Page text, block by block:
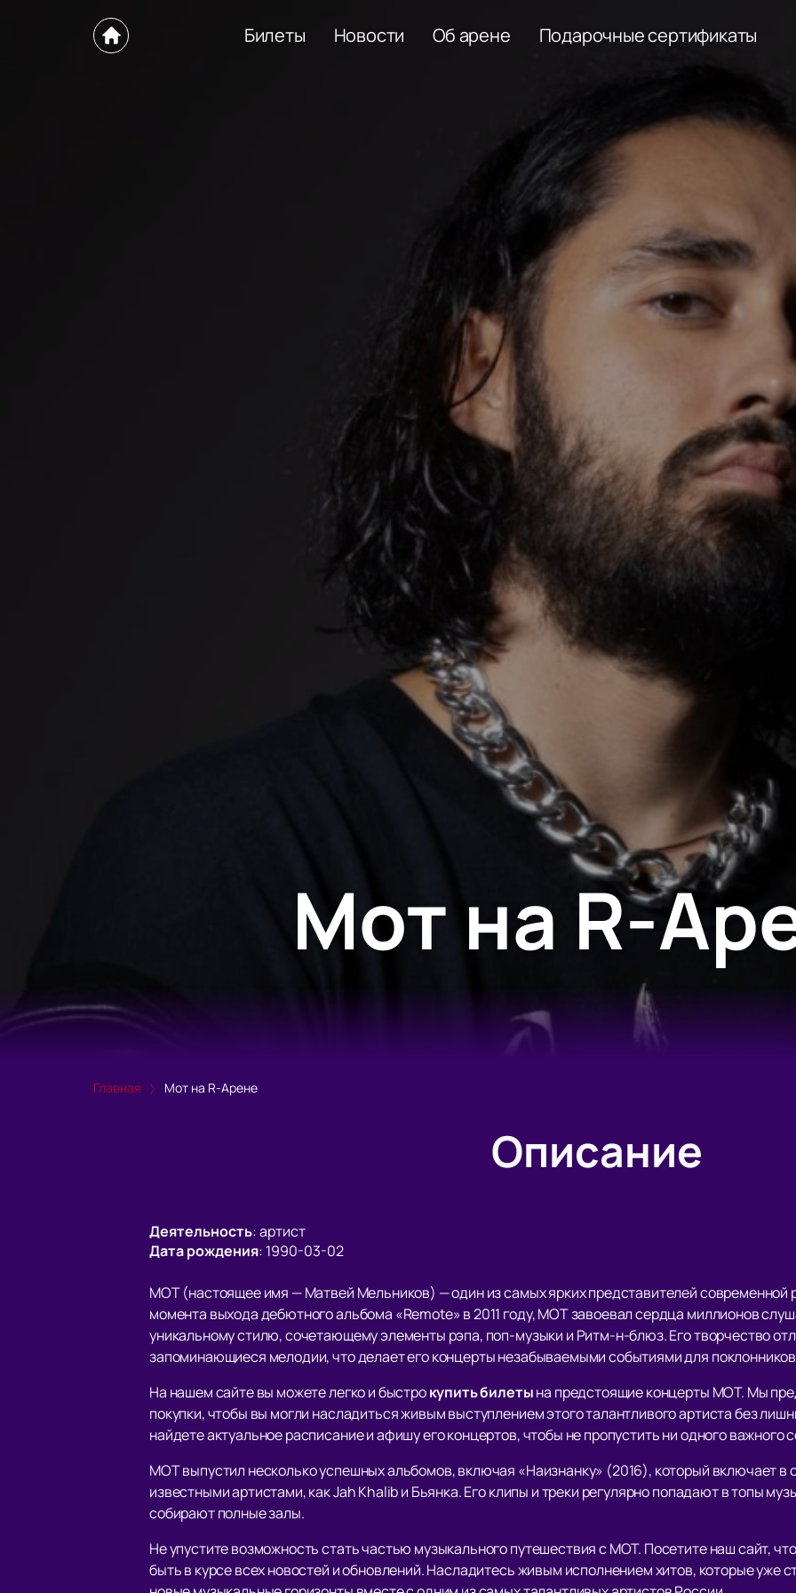
Билеты Новости Об арене Подарочные сертификаты
Мот на R-
Главная Мот на R-Арене
Описание
Деятельность:артист
Дата рождения: 1990-03-02
МОТ (настоящее имя — Матвей Мельников) — один из самых ярких представителей современной
момента выхода дебютного альбома «Remote» в 2011 году, МОТ завоевал сердца миллионов
уникальному стилю, сочетающему элементы рэпа, поп-музыки и Ритм-н-блюз. Его творчество
запоминающиеся мелодии, что делает его концерты незабываемыми событиями для
На нашем сайте вы можете легко и быстрокупить билетына предстоящие концерты МОТ. Мы
покупки, чтобы вы могли насладиться живым выступлением этого талантливого артиста без
найдете актуальное расписание и афишу его концертов, чтобы не пропустить ни одного важного
МОТ выпустил несколько успешных альбомов, включая «Наизнанку» (2016), который включает в
известными артистами, как Jah Khalib и Бьянка. Его клипы и треки регулярно попадают в топы
собирают полные залы.
Не упустите возможность стать частью музыкального путешествия с МОТ. Посетите наш сайт,
быть в курсе всех новостей и обновлений. Насладитесь живым исполнением хитов, которые уже